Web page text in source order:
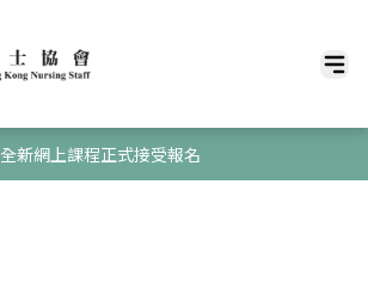
全新網上課程正式接受報名